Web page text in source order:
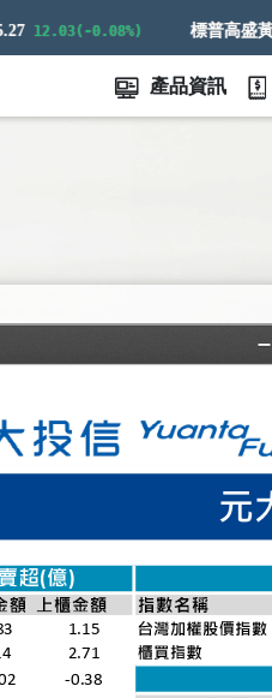
12.03(-0.08%)
產品資訊